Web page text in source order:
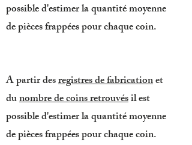
possible d'estimer la quantité moyenne
de pièces frappées pour chaque coin.
A partir desregistres de fabricationet
dunombre de coins retrouvésil est
possible d'estimer la quantité moyenne
de pièces frappées pour chaque coin.